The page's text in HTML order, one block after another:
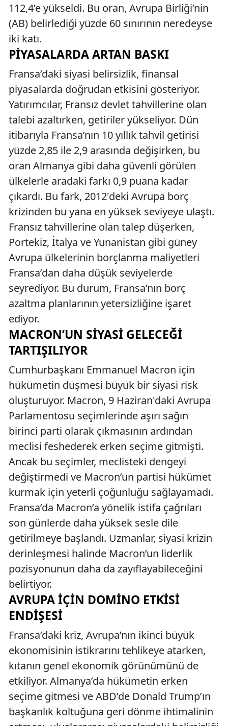
112,4’e yükseldi. Bu oran, Avrupa Birliği’nin
(AB) belirlediği yüzde 60 sınırının neredeyse
iki katı.
PIYASALARDA ARTAN BASKI
Fransa’daki siyasi belirsizlik, finansal
piyasalarda doğrudan etkisini gösteriyor.
Yatırımcılar, Fransız devlet tahvillerine olan
talebi azaltırken, getiriler yükseliyor. Dün
itibarıyla Fransa’nın 10 yıllık tahvil getirisi
yüzde 2,85 ile 2,9 arasında değişirken, bu
oran Almanya gibi daha güvenli görülen
ülkelerle aradaki farkı 0,9 puana kadar
çıkardı. Bu fark, 2012'deki Avrupa borç
krizinden bu yana en yüksek seviyeye ulaştı.
Fransız tahvillerine olan talep düşerken,
Portekiz, İtalya ve Yunanistan gibi güney
Avrupa ülkelerinin borçlanma maliyetleri
Fransa’dan daha düşük seviyelerde
seyrediyor. Bu durum, Fransa’nın borç
azaltma planlarının yetersizliğine işaret
ediyor.
MACRON’UN SIYASI GELECEĞI
TARTIŞILIYOR
Cumhurbaşkanı Emmanuel Macron için
hükümetin düşmesi büyük bir siyasi risk
oluşturuyor. Macron, 9 Haziran'daki Avrupa
Parlamentosu seçimlerinde aşırı sağın
birinci parti olarak çıkmasının ardından
meclisi feshederek erken seçime gitmişti.
Ancak bu seçimler, meclisteki dengeyi
değiştirmedi ve Macron’un partisi hükümet
kurmak için yeterli çoğunluğu sağlayamadı.
Fransa’da Macron’a yönelik istifa çağrıları
son günlerde daha yüksek sesle dile
getirilmeye başlandı. Uzmanlar, siyasi krizin
derinleşmesi halinde Macron’un liderlik
pozisyonunun daha da zayıflayabileceğini
belirtiyor.
AVRUPA İÇIN DOMINO ETKISI
ENDIŞESI
Fransa’daki kriz, Avrupa’nın ikinci büyük
ekonomisinin istikrarını tehlikeye atarken,
kıtanın genel ekonomik görünümünü de
etkiliyor. Almanya’da hükümetin erken
seçime gitmesi ve ABD’de Donald Trump’ın
başkanlık koltuğuna geri dönme ihtimalinin